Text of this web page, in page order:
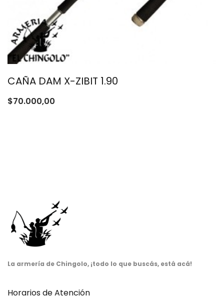
CAÑA DAM X-ZIBIT 1.90
$70.000,00
La armería de Chingolo, ¡todo lo que buscás, está acá!
Horarios de Atención